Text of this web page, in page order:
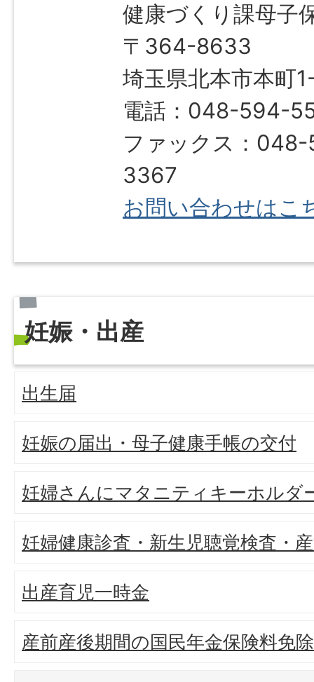
健康づくり課母子
〒364-8633
埼玉県北本市本町
電話：048-594-
ファックス：
3367
お問い合わせはこ
妊娠・出産
出生届
妊娠の届出・母子健康手帳の交付
妊婦さんにマタニティキーホルダ
妊婦健康診査・新生児聴覚検査・
出産育児一時金
産前産後期間の国民年金保険料免除